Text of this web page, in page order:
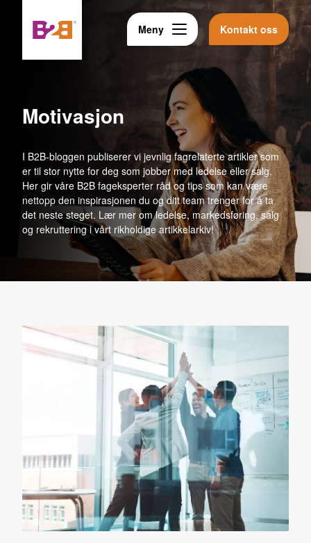
Meny Kontakt oss
motivasjon
I B2B-bloggen publiserer vi jevnlig fagrelaterte artikler som
er til stor nytte for deg som jobber med ledelse eller salg.
Her gir våre B2B fageksperter råd og tips som kan være
nettopp den inspirasjonen du og ditt team trenger for å ta
det neste steget. Lær mer om ledelse, markedsføring, salg
og rekruttering i vårt rikholdige artikkelarkiv!